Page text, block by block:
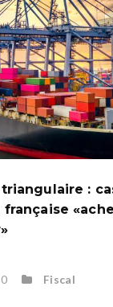
:
Fiscal